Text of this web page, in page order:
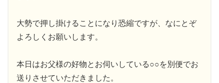
大勢で押し掛けることになり恐縮ですが、なにとぞ
よろしくお願いします。
本日はお父様の好物とお伺いしている○○を別便でお
送りさせていただきました。